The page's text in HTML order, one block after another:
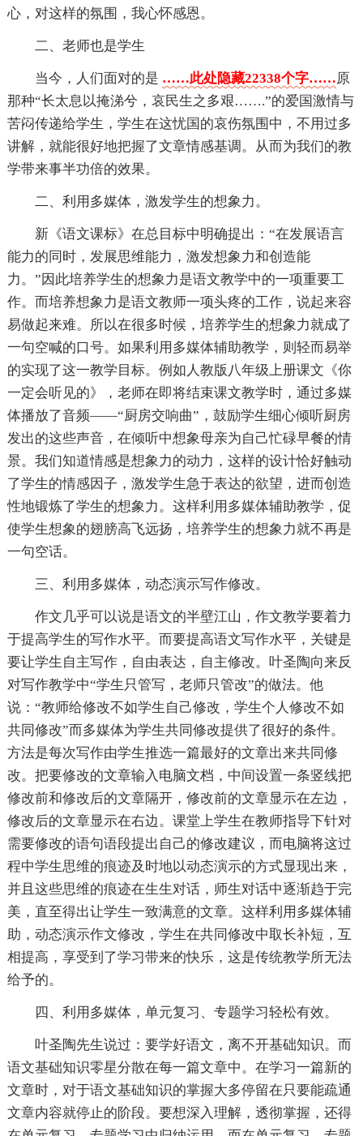
心，对这样的氛围，我心怀感恩。
二、老师也是学生
当今，人们面对的是 ……此处隐藏22338个字……原
那种“长太息以掩涕兮，哀民生之多艰…….”的爱国激情与
苦闷传递给学生，学生在这忧国的哀伤氛围中，不用过多
讲解，就能很好地把握了文章情感基调。从而为我们的教
学带来事半功倍的效果。
二、利用多媒体，激发学生的想象力。
新《语文课标》在总目标中明确提出：“在发展语言
能力的同时，发展思维能力，激发想象力和创造能
力。”因此培养学生的想象力是语文教学中的一项重要工
作。而培养想象力是语文教师一项头疼的工作，说起来容
易做起来难。所以在很多时候，培养学生的想象力就成了
一句空喊的口号。如果利用多媒体辅助教学，则轻而易举
的实现了这一教学目标。例如人教版八年级上册课文《你
一定会听见的》，老师在即将结束课文教学时，通过多媒
体播放了音频——“厨房交响曲”，鼓励学生细心倾听厨房
发出的这些声音，在倾听中想象母亲为自己忙碌早餐的情
景。我们知道情感是想象力的动力，这样的设计恰好触动
了学生的情感因子，激发学生急于表达的欲望，进而创造
性地锻炼了学生的想象力。这样利用多媒体辅助教学，促
使学生想象的翅膀高飞远扬，培养学生的想象力就不再是
一句空话。
三、利用多媒体，动态演示写作修改。
作文几乎可以说是语文的半壁江山，作文教学要着力
于提高学生的写作水平。而要提高语文写作水平，关键是
要让学生自主写作，自由表达，自主修改。叶圣陶向来反
对写作教学中“学生只管写，老师只管改”的做法。他
说：“教师给修改不如学生自己修改，学生个人修改不如
共同修改”而多媒体为学生共同修改提供了很好的条件。
方法是每次写作由学生推选一篇最好的文章出来共同修
改。把要修改的文章输入电脑文档，中间设置一条竖线把
修改前和修改后的文章隔开，修改前的文章显示在左边，
修改后的文章显示在右边。课堂上学生在教师指导下针对
需要修改的语句语段提出自己的修改建议，而电脑将这过
程中学生思维的痕迹及时地以动态演示的方式显现出来，
并且这些思维的痕迹在生生对话，师生对话中逐渐趋于完
美，直至得出让学生一致满意的文章。这样利用多媒体辅
助，动态演示作文修改，学生在共同修改中取长补短，互
相提高，享受到了学习带来的快乐，这是传统教学所无法
给予的。
四、利用多媒体，单元复习、专题学习轻松有效。
叶圣陶先生说过：要学好语文，离不开基础知识。而
语文基础知识零星分散在每一篇文章中。在学习一篇新的
文章时，对于语文基础知识的掌握大多停留在只要能疏通
文章内容就停止的阶段。要想深入理解，透彻掌握，还得